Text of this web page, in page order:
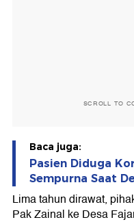
SCROLL TO
Baca juga:
Pasien Diduga
Sempurna Saat
Lima tahun dirawat,
Pak Zainal ke Desa